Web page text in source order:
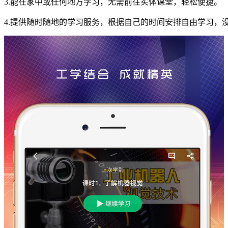
3.能在家中或任何地方学习，无需前往实体课堂，轻松便捷。
4.提供随时随地的学习服务，根据自己的时间安排自由学习，